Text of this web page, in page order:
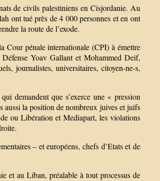
de civils palestiniens en Cisjordanie. Au
ont tué près de 4 000 personnes et en ont
la route de l’exode.
Cour pénale internationale (CPI) à émettre
Yoav Gallant et Mohammed Deif,
journalistes, universitaires, citoyen-ne-s,
demandent que s’exerce une « pression
aussi la position de nombreux juives et juifs
ou Libération et Mediapart, les violations
– et européens, chefs d’Etats et de
et au Liban, préalable à tout processus de